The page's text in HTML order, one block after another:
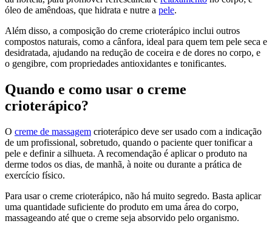
óleo de amêndoas, que hidrata e nutre a pele.
Além disso, a composição do creme crioterápico inclui outros
compostos naturais, como a cânfora, ideal para quem tem pele seca e
desidratada, ajudando na redução de coceira e de dores no corpo, e
o gengibre, com propriedades antioxidantes e tonificantes.
Quando e como usar o creme
crioterápico?
O creme de massagem crioterápico deve ser usado com a indicação
de um profissional, sobretudo, quando o paciente quer tonificar a
pele e definir a silhueta. A recomendação é aplicar o produto na
derme todos os dias, de manhã, à noite ou durante a prática de
exercício físico.
Para usar o creme crioterápico, não há muito segredo. Basta aplicar
uma quantidade suficiente do produto em uma área do corpo,
massageando até que o creme seja absorvido pelo organismo.